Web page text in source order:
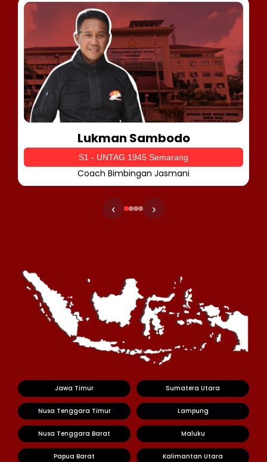
Lukman Sambodo
S1 - UNTAG 1945 Semarang
Coach Bimbingan Jasmani
‹ ›
Jawa Timur Sumatera Utara
Nusa Tenggara Timur Lampung
Nusa Tenggara Barat Maluku
Papua Barat Kalimantan Utara